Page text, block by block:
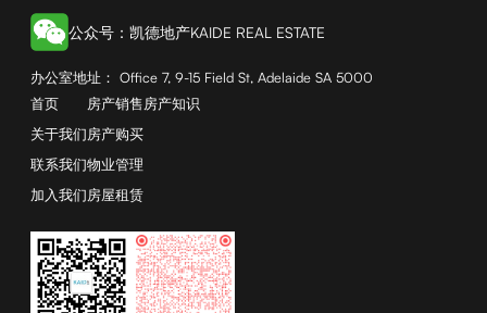
公众号：凯德地产KAIDE REAL ESTATE
办公室地址： Office 7, 9-15 Field St, Adelaide SA 5000
首页
关于我们
联系我们
加入我们
房产销售
房产购买
物业管理
房屋租赁
房产知识